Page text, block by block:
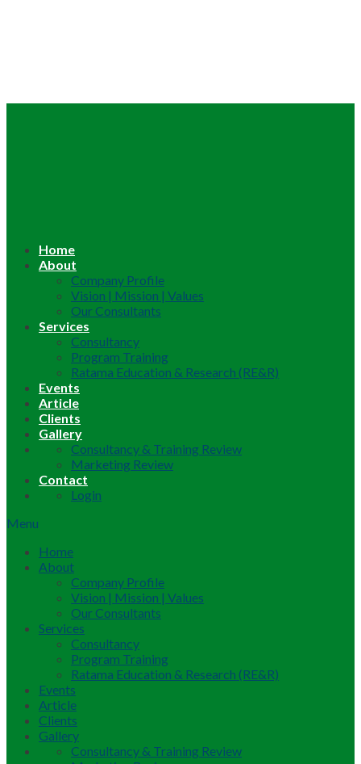
Home
About
Company Profile
Vision | Mission | Values
Our Consultants
Services
Consultancy
Program Training
Ratama Education & Research (RE&R)
Events
Article
Clients
Gallery
Consultancy & Training Review
Marketing Review
Contact
Login
Menu
Home
About
Company Profile
Vision | Mission | Values
Our Consultants
Services
Consultancy
Program Training
Ratama Education & Research (RE&R)
Events
Article
Clients
Gallery
Consultancy & Training Review